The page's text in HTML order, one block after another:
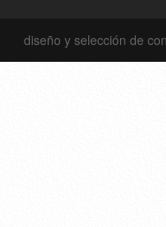
diseño y selección de